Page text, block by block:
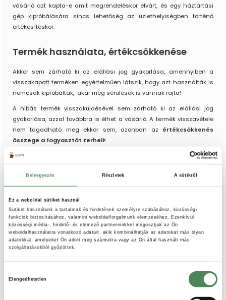
Beleegyezés Részletek A sütikről
Ez a weboldal sütiket használ
Sütiket használunk a tartalmak és hirdetések személyre szabásához, közösségi
funkciók biztosításához, valamint weboldalforgalmunk elemzéséhez. Ezenkívül
közösségi média-, hirdető- és elemező partnereinkkel megosztjuk az Ön
weboldalhasználatra vonatkozó adatait, akik kombinálhatják az adatokat más olyan
adatokkal, amelyeket Ön adott meg számukra vagy az Ön által használt más
szolgáltatásokból gyűjtöttek.
Elengedhetetlen
vásárló azt kapta-e amit megrendeléskor elvárt, és egy háztartási
gép kipróbálására sincs lehetőség az üzlethelyiségben történő
értékesítéskor.
Termék használata, értékcsökkenése
Akkor sem zárható ki az elállási jog gyakorlása, amennyiben a
visszakapott terméken egyértelműen látszik, hogy azt használták is
nemcsak kipróbálták, akár még sérülések is vannak rajta!
A hibás termék visszaküldésével sem zárható ki az elállási jog
gyakorlása, azzal továbbra is élhet a vásárló. A termék visszavétele
nem tagadható meg ekkor sem, azonban az értékcsökkenés
összege a fogyasztót terheli!
A kipróbálást meghaladó mértéket az eladó egyedileg állapíthatja
meg, arra nincs konkrét bevett gyakorlat.
foglalni,mindig az adott esetet vizsgálva kell megállapítani azt
(aránytalanul magas értékcsökkenés megállapítása azonban
természetesen nem megengedett).